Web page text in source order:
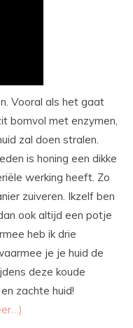
Vooral als het gaat
bomvol met enzymen,
zal doen stralen.
is honing een dikke
werking heeft. Zo
zuiveren. Ikzelf ben
ook altijd een potje
heb ik drie
je je huid de
deze koude
zachte huid!